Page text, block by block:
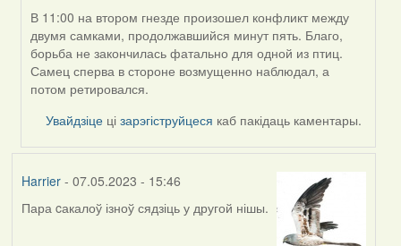
In
reply
to
by
Harrier
В 11:00 на втором гнезде произошел конфликт между
двумя самками, продолжавшийся минут пять. Благо,
борьба не закончилась фатально для одной из птиц.
Самец сперва в стороне возмущенно наблюдал, а
потом ретировался.
Увайдзіце цізарэгіструйцеся каб пакідаць каментары.
Harrier- 07.05.2023 - 15:46
Пара cакалоў ізноў сядзіць у другой нішы.